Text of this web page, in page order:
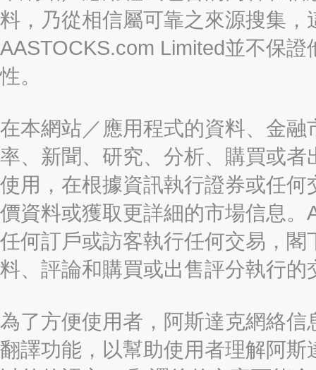
料，乃從相信屬可靠之來源搜集
AASTOCKS.com Limited並不保
性。
在本網站／應用程式的資料、金
率、新聞、研究、分析、購買或
使用，在根據資訊執行證券或任
價資料或獲取更詳細的市場信息
任何訂戶或訪客執行任何交易，
料、評論和購買或出售評分執行的
為了方便使用者，阿斯達克網絡
翻譯功能，以幫助使用者理解阿